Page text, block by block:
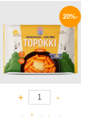
-20%
-
+
199 EGP.